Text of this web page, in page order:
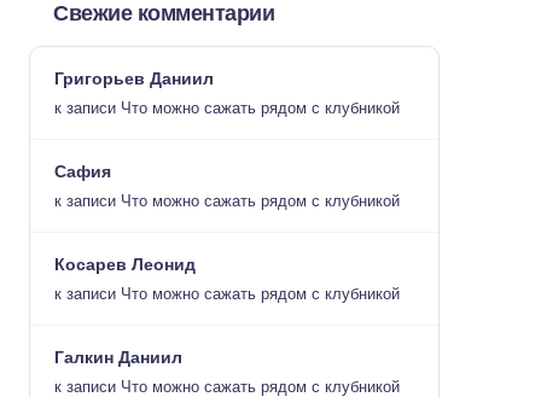
Свежие комментарии
Григорьев Даниил
к записи Что можно сажать рядом с клубникой
Сафия
к записи Что можно сажать рядом с клубникой
Косарев Леонид
к записи Что можно сажать рядом с клубникой
Галкин Даниил
к записи Что можно сажать рядом с клубникой